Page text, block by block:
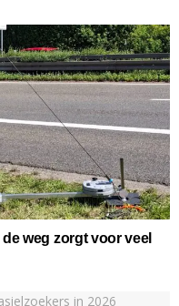
weg zorgt voor veel